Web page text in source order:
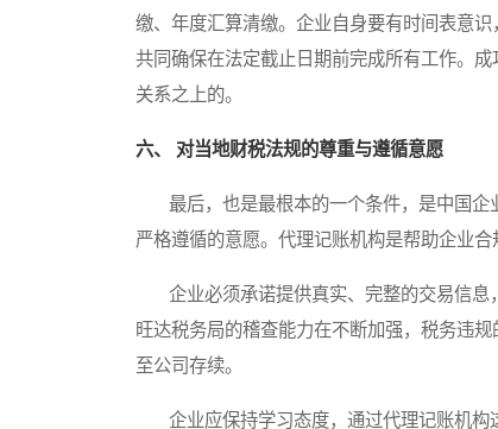
缴、年度汇算清缴。企业自身要有时间表意
共同确保在法定截止日期前完成所有工作。
关系之上的。
六、 对当地财税法规的尊重与遵循意愿
最后，也是最根本的一个条件，是中国企
严格遵循的意愿。代理记账机构是帮助企业
企业必须承诺提供真实、完整的交易信息
旺达税务局的稽查能力在不断加强，税务违
至公司存续。
企业应保持学习态度，通过代理记账机构